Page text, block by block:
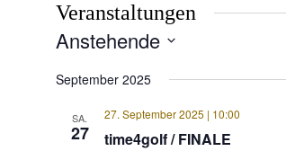
Veranstaltungen
Anstehende
wählen.
September 2025
SA.
27 time4golf / FINALE
27. September 2025 | 10:00